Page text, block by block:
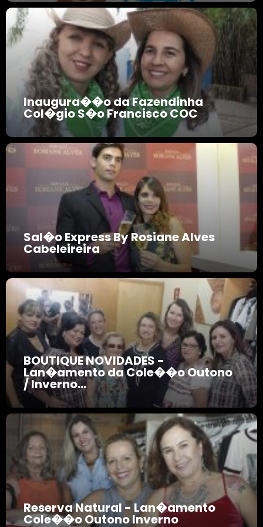
Inaugura��o da Fazendinha
Col�gio S�o Francisco COC
Sal�o Express By Rosiane Alves
Cabeleireira
BOUTIQUE NOVIDADES -
Lan�amento da Cole��o Outono
/ Inverno...
Reserva Natural - Lan�amento
Cole��o Outono Inverno